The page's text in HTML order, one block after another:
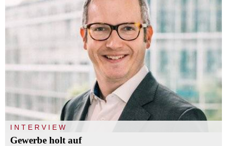
INTERVIEW
Gewerbe holt auf